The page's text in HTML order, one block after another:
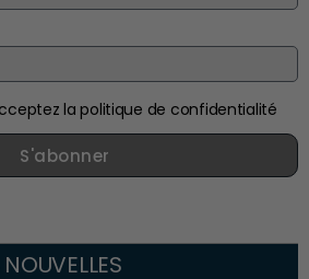
la politique de confidentialité
S'abonner